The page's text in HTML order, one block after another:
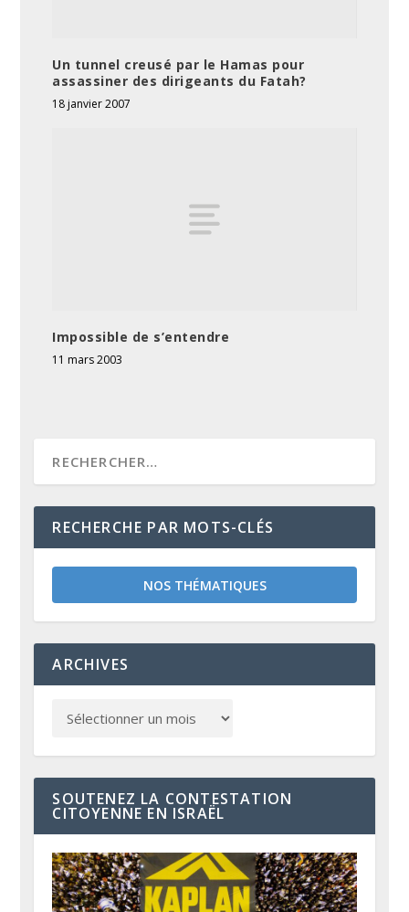
Un tunnel creusé par le Hamas pour
assassiner des dirigeants du Fatah?
18 janvier 2007
Impossible de s’entendre
11 mars 2003
RECHERCHE PAR MOTS-CLÉS
NOS THÉMATIQUES
ARCHIVES
SOUTENEZ LA CONTESTATION
CITOYENNE EN ISRAËL